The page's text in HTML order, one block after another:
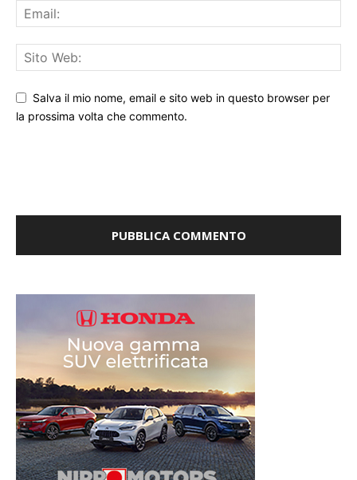
Salva il mio nome, email e sito web in questo browser per
la prossima volta che commento.